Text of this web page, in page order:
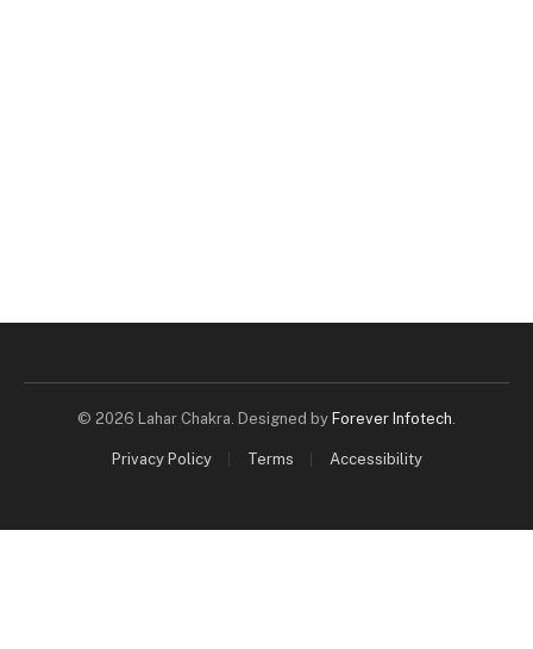
© 2026 Lahar Chakra. Designed by Forever Infotech.
Privacy Policy Terms Accessibility